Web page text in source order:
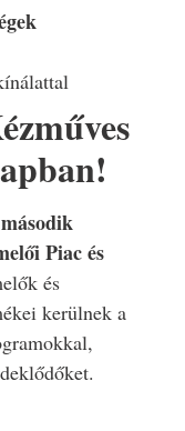
Piac és
és
kerülnek a